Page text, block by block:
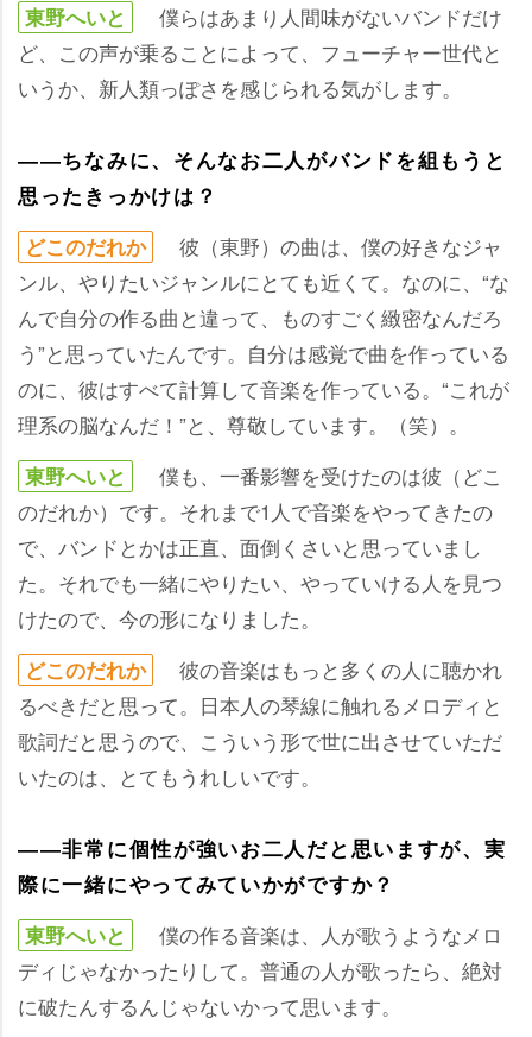
東野へいと
僕らはあまり人間味がないバンドだけ
ど、この声が乗ることによって、フューチャー世代と
いうか、新人類っぽさを感じられる気がします。
――ちなみに、そんなお二人がバンドを組もうと
思ったきっかけは？
どこのだれか
彼（東野）の曲は、僕の好きなジャ
ンル、やりたいジャンルにとても近くて。なのに、“な
んで自分の作る曲と違って、ものすごく緻密なんだろ
う”と思っていたんです。自分は感覚で曲を作っている
のに、彼はすべて計算して音楽を作っている。“これが
理系の脳なんだ！”と、尊敬しています。（笑）。
東野へいと
僕も、一番影響を受けたのは彼（どこ
のだれか）です。それまで1人で音楽をやってきたの
で、バンドとかは正直、面倒くさいと思っていまし
た。それでも一緒にやりたい、やっていける人を見つ
けたので、今の形になりました。
どこのだれか
彼の音楽はもっと多くの人に聴かれ
るべきだと思って。日本人の琴線に触れるメロディと
歌詞だと思うので、こういう形で世に出させていただ
いたのは、とてもうれしいです。
――非常に個性が強いお二人だと思いますが、実
際に一緒にやってみていかがですか？
東野へいと
僕の作る音楽は、人が歌うようなメロ
ディじゃなかったりして。普通の人が歌ったら、絶対
に破たんするんじゃないかって思います。